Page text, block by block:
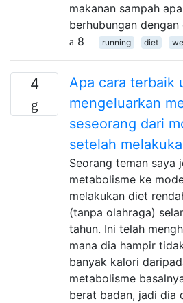
makanan sampah
berhubungan
8
running diet
4
Apa cara terbaik
mengeluarkan
seseorang dari
setelah
Seorang teman saya
metabolisme ke
melakukan diet
(tanpa olahraga)
tahun. Ini telah
mana dia hampir
banyak kalori
metabolisme
berat badan, jadi dia